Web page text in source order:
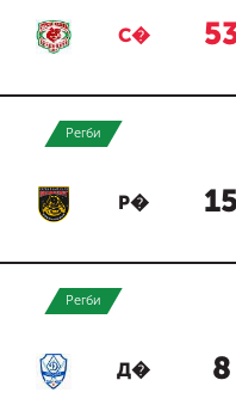
С�
Регби
Р�
Регби
Д� 8